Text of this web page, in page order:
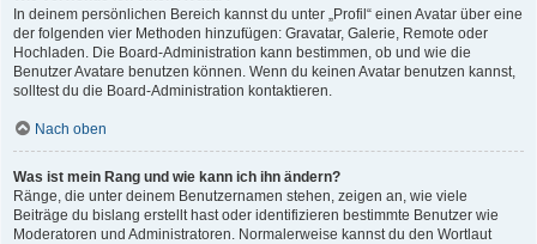
In deinem persönlichen Bereich kannst du unter „Profil“ einen Avatar über eine
der folgenden vier Methoden hinzufügen: Gravatar, Galerie, Remote oder
Hochladen. Die Board-Administration kann bestimmen, ob und wie die
Benutzer Avatare benutzen können. Wenn du keinen Avatar benutzen kannst,
solltest du die Board-Administration kontaktieren.
Nach oben
Was ist mein Rang und wie kann ich ihn ändern?
Ränge, die unter deinem Benutzernamen stehen, zeigen an, wie viele
Beiträge du bislang erstellt hast oder identifizieren bestimmte Benutzer wie
Moderatoren und Administratoren. Normalerweise kannst du den Wortlaut